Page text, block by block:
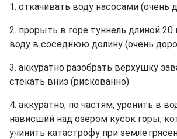
1. откачивать воду насосами (очень
2. прорыть в горе туннель длиной 20
воду в соседнюю долину (очень
3. аккуратно разобрать верхушку
стекать вниз (рискованно)
4. аккуратно, по частям, уронить в
нависший над озером кусок горы,
учинить катастрофу при